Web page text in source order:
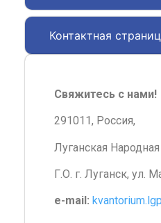
Контактная
Свяжитесь с нами!
291011, Россия,
Луганская
Г.О. г. Луганск, ул.
e-mail: